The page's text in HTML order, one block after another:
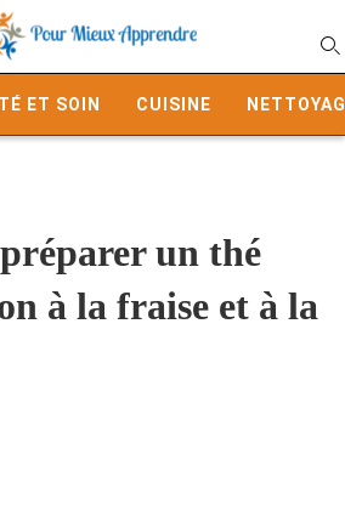
ET SOIN CUISINE
un thé
à la fraise et à la